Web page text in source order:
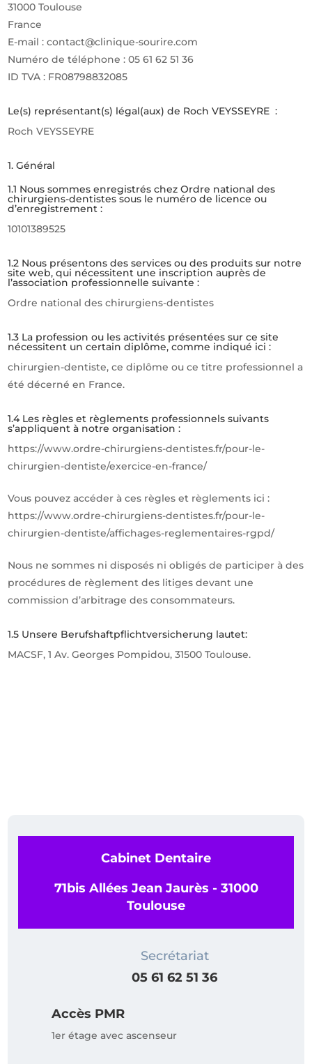
31000 Toulouse
France
E-mail :contact@clinique-sourire.com
Numéro de téléphone : 05 61 62 51 36
ID TVA : FR08798832085
Le(s) représentant(s) légal(aux) de Roch VEYSSEYRE :
Roch VEYSSEYRE
1. Général
1.1 Nous sommes enregistrés chez Ordre national des
chirurgiens-dentistes sous le numéro de licence ou
d’enregistrement :
10101389525
1.2 Nous présentons des services ou des produits sur notre
site web, qui nécessitent une inscription auprès de
l’association professionnelle suivante :
Ordre national des chirurgiens-dentistes
1.3 La profession ou les activités présentées sur ce site
nécessitent un certain diplôme, comme indiqué ici :
chirurgien-dentiste, ce diplôme ou ce titre professionnel a
été décerné en France.
1.4 Les règles et règlements professionnels suivants
s’appliquent à notre organisation :
https://www.ordre-chirurgiens-dentistes.fr/pour-le-
chirurgien-dentiste/exercice-en-france/
Vous pouvez accéder à ces règles et règlements ici :
https://www.ordre-chirurgiens-dentistes.fr/pour-le-
chirurgien-dentiste/affichages-reglementaires-rgpd/
Nous ne sommes ni disposés ni obligés de participer à des
procédures de règlement des litiges devant une
commission d’arbitrage des consommateurs.
1.5 Unsere Berufshaftpflichtversicherung lautet:
MACSF, 1 Av. Georges Pompidou, 31500 Toulouse.
Cabinet Dentaire
71bis Allées Jean Jaurès - 31000
Toulouse
Secrétariat
05 61 62 51 36
Accès PMR
1er étage avec ascenseur